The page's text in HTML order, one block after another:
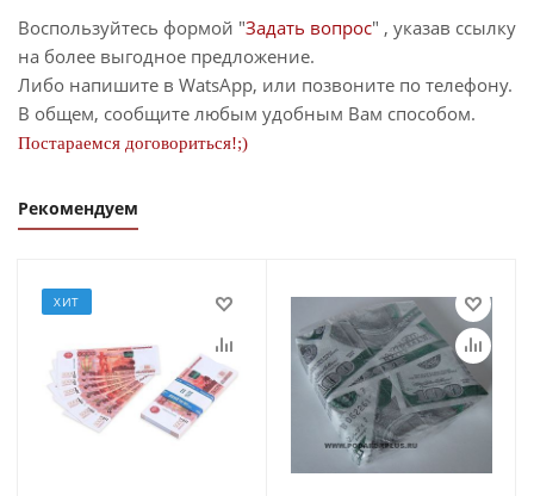
Воспользуйтесь формой "Задать вопрос" , указав ссылку
на более выгодное предложение.
Либо напишите в WatsApp, или позвоните по телефону.
В общем, сообщите любым удобным Вам способом.
Постараемся договориться!;)
Рекомендуем
ХИТ